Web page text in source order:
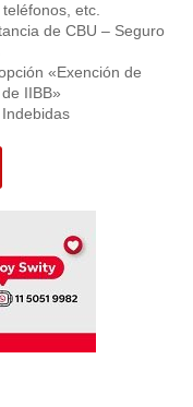
etc.
de CBU – Seguro
«Exención de
IIBB»